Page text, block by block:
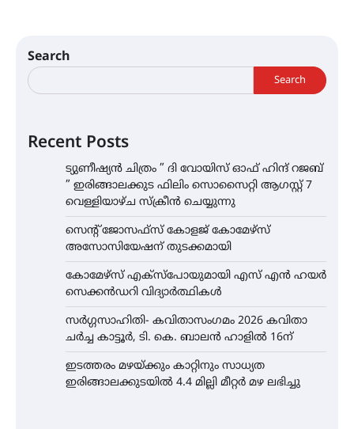
Search
Search
Recent Posts
ട്യുണീഷ്യൻ ചിത്രം ” ദി വോയിസ് ഓഫ് ഹിന്ദ് റജബ്
” ഇരിങ്ങാലക്കുട ഫിലിം സൊസൈറ്റി ആഗസ്റ്റ് 7
വെള്ളിയാഴ്ച സ്‌ക്രീൻ ചെയ്യുന്നു
സെന്റ് ജോസഫ്സ് കോളജ് കോമേഴ്‌സ്
അസോസിയേഷന് തുടക്കമായി
കോമേഴ്സ് എക്സ്പോയുമായി എസ് എൻ ഹയർ
സെക്കൻഡറി വിദ്യാർത്ഥികൾ
സർഗ്ഗസാഹിതി- കവിതാസംഗമം 2026 കവിതാ
ചർച്ച കാട്ടൂർ, ടി. കെ. ബാലൻ ഹാളിൽ 16ന്
ഇടത്തരം മഴയ്ക്കും കാറ്റിനും സാധ്യത
ഇരിങ്ങാലക്കുടയിൽ 4.4 മില്ലി മീറ്റർ മഴ ലഭിച്ചു